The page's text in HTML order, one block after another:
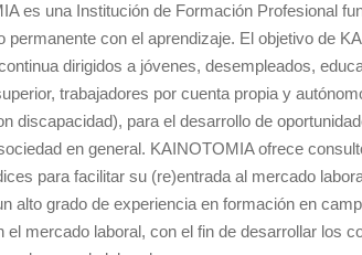
es una Institución de Formación Profesional
permanente con el aprendizaje. El objetivo de
dirigidos a jóvenes, desempleados,
trabajadores por cuenta propia y
discapacidad), para el desarrollo de
en general. KAINOTOMIA ofrece
para facilitar su (re)entrada al mercado
alto grado de experiencia en formación en
el mercado laboral, con el fin de desarrollar los